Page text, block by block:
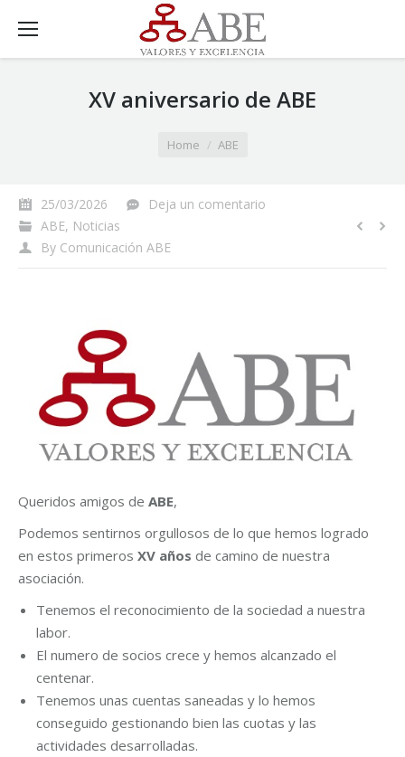
XV aniversario de ABE
Home ABE
25/03/2026
Deja un comentario
ABE, Noticias
By Comunicación ABE
Queridos amigos de ABE,
Podemos sentirnos orgullosos de lo que hemos logrado
en estos primeros XV años de camino de nuestra
asociación.
Tenemos el reconocimiento de la sociedad a nuestra
labor.
El numero de socios crece y hemos alcanzado el
centenar.
Tenemos unas cuentas saneadas y lo hemos
conseguido gestionando bien las cuotas y las
actividades desarrolladas.